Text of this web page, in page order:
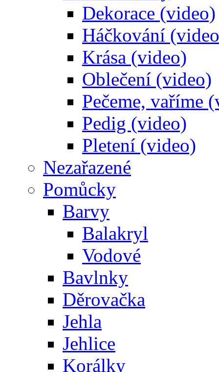
Dekorace (video)
Háčkování
Krása (video)
Oblečení (video)
Pečeme, vaříme
Pedig (video)
Pletení (video)
Nezařazené
Pomůcky
Barvy
Balakryl
Vodové
Bavlnky
Děrovačka
Jehla
Jehlice
Korálky